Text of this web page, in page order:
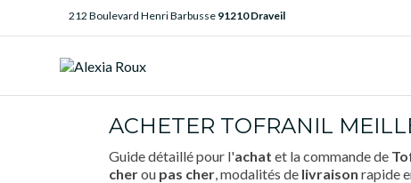
212 Boulevard Henri Barbusse 91210 Draveil
ACHETER TOFRANIL
Guide détaillé pour l'achat et la commande de
cherou pas cher, modalités de livraison rapide